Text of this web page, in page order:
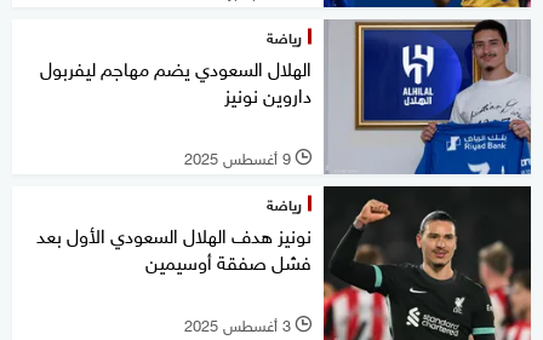
رياضة
الهلال السعودي يضم مهاجم ليفربول
داروين نونيز
l 9 أغسطس 2025
رياضة
نونيز هدف الهلال السعودي الأول بعد
فشل صفقة أوسيمين
l 3 أغسطس 2025